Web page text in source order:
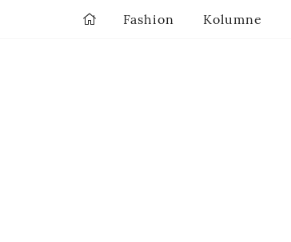
Fashion Kolumne